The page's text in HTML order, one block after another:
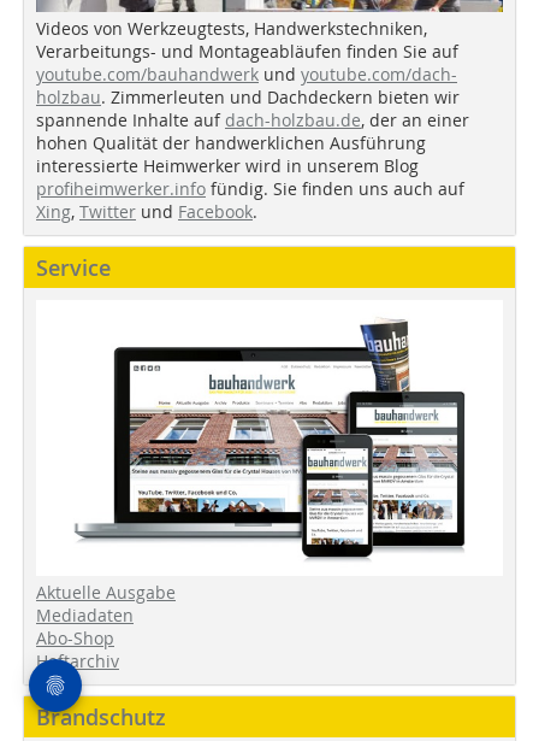
Videos von Werkzeugtests, Handwerkstechniken,
Verarbeitungs- und Montageabläufen finden Sie auf
youtube.com/bauhandwerk und youtube.com/dach-
holzbau. Zimmerleuten und Dachdeckern bieten wir
spannende Inhalte auf dach-holzbau.de, der an einer
hohen Qualität der handwerklichen Ausführung
interessierte Heimwerker wird in unserem Blog
profiheimwerker.info fündig. Sie finden uns auch auf
Xing, Twitter und Facebook.
Service
Aktuelle Ausgabe
Mediadaten
Abo-Shop
Heftarchiv
Brandschutz